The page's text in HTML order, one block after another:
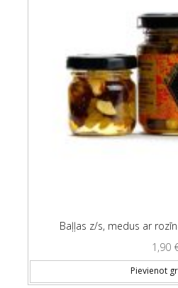
Baļļas z/s, medus ar
1,90
Pievienot